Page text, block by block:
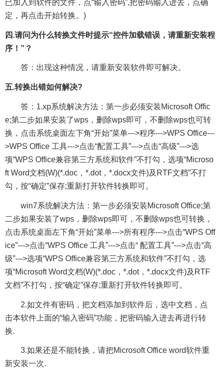
已加入到软件的文件，点“输入密码”,把密码输入进去，点确
定，再点击开始转换。)
四.请问为什么转换文件时提示“控件加载错误，请重新安装程
序！”？
答：出现这种情况，请重新安装软件即可解决。
五.转换出错如何解决?
答：1.xp系统解决方法：第一步必须安装Microsoft Offic
e;第二步如果安装了wps，删除wps即可，不删除wps也可转
换，点击系统桌面左下角“开始”菜单--->程序--->WPS Office---
>WPS Office 工具--->点击“配置工具”--->点击“高级”--->选
项“WPS Office兼容第三方系统和软件”不打勾，选项“Microso
ft Word文档(W)(*.doc，*.dot，*.docx文件)及RTF文档”不打
勾，按“确定”保存;重新打开软件转换即可。
win7系统解决方法：第一步必须安装Microsoft Office;第
二步如果安装了wps，删除wps即可，不删除wps也可转换，
点击系统桌面左下角“开始”菜单--->所有程序--->点击“WPS Off
ice”--->点击“WPS Office 工具”--->点击“ 配置工具”--->点击“高
级”--->选项“WPS Office兼容第三方系统和软件”不打勾，选
项“Microsoft Word文档(W)(*.doc，*.dot，*.docx文件)及RTF
文档”不打勾，按“确定”保存;重新打开软件转换即可。
2.如文件有密码，把文档添加到软件后，选中文档，点
击本软件上面的“输入密码”功能，把密码输入进去再进行转
换.
3.如果还是不能转换，请把Microsoft Office word软件重
新安装一次.